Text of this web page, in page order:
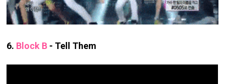
6. Block B - Tell Them